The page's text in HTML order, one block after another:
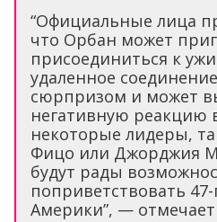
“Официальные лица
что Орбан может
присоединиться к
удаленное
сюрпризом и может
негативную реакцию
некоторые лидеры,
Фицо или Джорджия
будут рады
поприветствовать
Америки”, — отмечает